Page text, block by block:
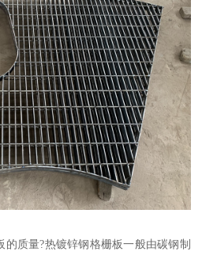
质量?热镀锌钢格栅板一般由碳钢制